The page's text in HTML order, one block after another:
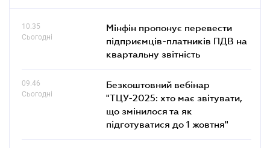
10.35
Сьогодні
Мінфін пропонує перевести
підприємців-платників ПДВ на
квартальну звітність
09.46
Сьогодні
Безкоштовний вебінар
"ТЦУ-2025: хто має звітувати,
що змінилося та як
підготуватися до 1 жовтня"